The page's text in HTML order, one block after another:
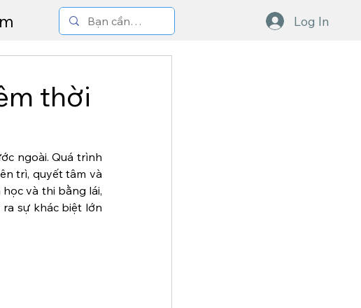
Log In
thời
ngoài. Quá trình
trì, quyết tâm và
và thi bằng lái,
sự khác biệt lớn